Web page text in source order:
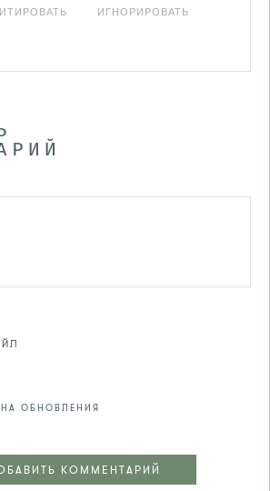
ИГНОРИРОВАТЬ
ОБНОВЛЕНИЯ
КОММЕНТАРИЙ